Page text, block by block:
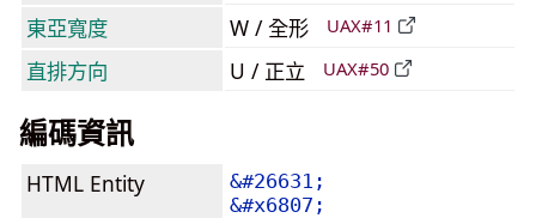
東亞寬度
W / 全形 UAX#11
直排方向 U / 正立 UAX#50
編碼資訊
HTML Entity
&#26631;
&#x6807;